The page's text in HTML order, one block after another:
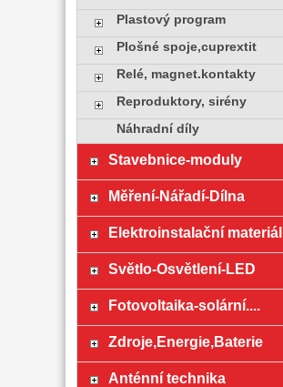
Plastový program
Plošné spoje,cuprextit
Relé, magnet.kontakty
Reproduktory, sirény
Náhradní díly
Stavebnice-moduly
Měření-Nářadí-Dílna
Elektroinstalační materiál
Světlo-Osvětlení-LED
Fotovoltaika-solární....
Zdroje,Energie,Baterie
Anténní technika